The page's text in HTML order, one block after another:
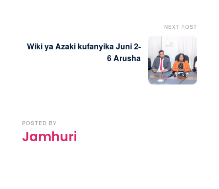
NEXT POST
Wiki ya Azaki kufanyika Juni 2-
6 Arusha
POSTED BY
Jamhuri